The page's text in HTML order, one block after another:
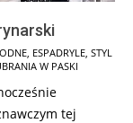
ESPADRYLE STYL
W PASKI
tej